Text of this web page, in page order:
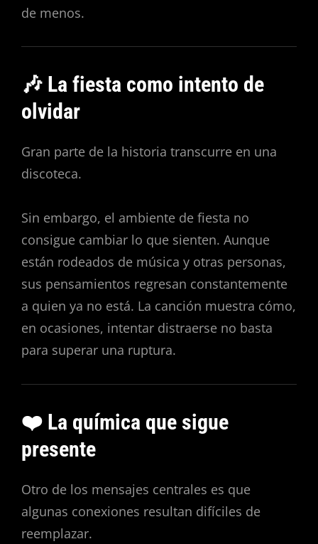
de menos.
🎶 La fiesta como intento de
olvidar
Gran parte de la historia transcurre en una
discoteca.
Sin embargo, el ambiente de fiesta no
consigue cambiar lo que sienten. Aunque
están rodeados de música y otras personas,
sus pensamientos regresan constantemente
a quien ya no está. La canción muestra cómo,
en ocasiones, intentar distraerse no basta
para superar una ruptura.
❤️ La química que sigue
presente
Otro de los mensajes centrales es que
algunas conexiones resultan difíciles de
reemplazar.